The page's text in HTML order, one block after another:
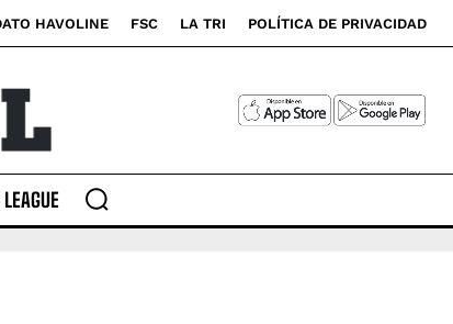
HAVOLINE FSC LA TRI POLÍTICA DE PRIVACIDAD